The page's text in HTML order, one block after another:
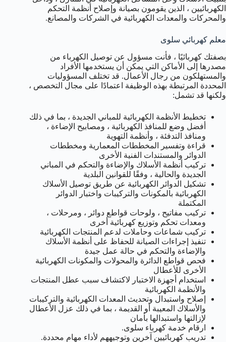
الكهربائيين ، الذين يقومون بصيانة وإصلاح أنظمة التحكم
والمحركات والمعدات الكهربائية في الشركات والمصانع.
معلم كهربائي سلوى
بصفتك كهربائيًا ، فأنت مسؤول عن توصيل الكهرباء من
مصدرها إلى الأماكن التي يمكن أن يستخدمها الأفراد
والمستهلكون من رجال الأعمال. قد تختلف المسؤوليات
المحددة المرتبطة بهذه الوظيفة اعتمادًا على مجال التخصص ،
ولكنها قد تشمل:
تخطيط الأنظمة الكهربائية للمباني الجديدة ، بما في ذلك
أفضل وضع للمنافذ الكهربائية ، ومصابيح الإضاءة ،
ومنافذ التدفئة ، وأنظمة التهوية
قراءة وتفسير المخططات المعمارية ومخططات
الدوائر والمستندات الفنية الأخرى
تركيب أنظمة الأسلاك والإضاءة والتحكم في المباني
الجديدة والحالية ، وفقًا للقوانين البلدية
تشكيل الدوائر الكهربائية عن طريق توصيل الأسلاك
الكهربائية بالمكونات والتركيبات واختبار الدوائر
المكتملة
تركيب مفاتيح ، ولوحات قواطع دوائر ، ومرحلات ،
ومعدات تحكم وتوزيع كهربائية أخرى
تركيب شماعات وحاملات لدعم المنتجات الكهربائية
تنفيذ إجراءات الصيانة للحفاظ على أنظمة الأسلاك
والإضاءة والتحكم في حالة عمل جيدة
فحص قواطع الدائرة والمحولات والمكونات الكهربائية
الأخرى للأعطال
استخدام أجهزة الاختبار لاكتشاف سبب عطل المنتجات
والأنظمة الكهربائية
إصلاح واستبدال وتحديث المعدات الكهربائية والتركيبات
والأسلاك المعيبة أو القديمة ، بما في ذلك عزل الأعطال
لإزالتها واستبدالها بأمان
ارقام خدمة كهرباء سلوى.
تدريب كهربائيين آخرين وتوجيههم لأداء مهام محددة.